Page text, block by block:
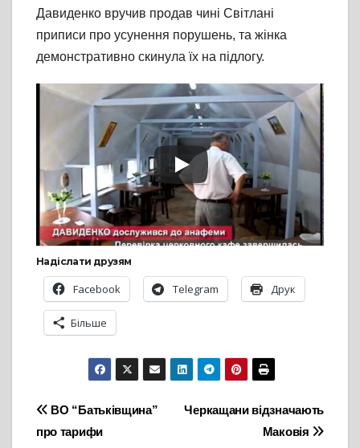
Давиденко вручив продав чині Світлані
приписи про усунення порушень, та жінка
демонстративно скинула їх на підлогу.
Надіслати друзям
Facebook Telegram Друк
Більше
Навігація
Черкащани відзначають
Маковія
ВО “Батьківщина”
про тарифи